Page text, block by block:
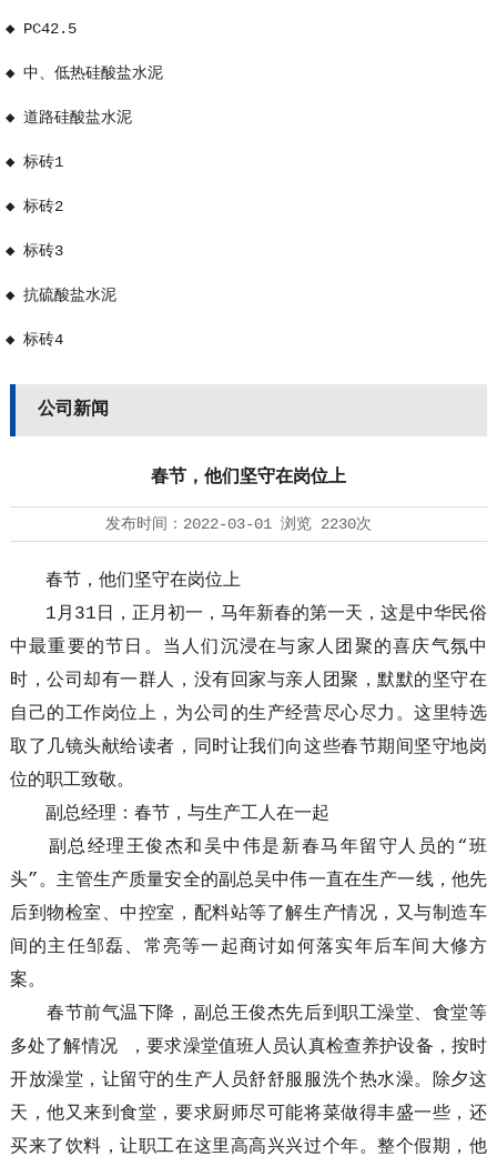
◆ PC42.5
◆ 中、低热硅酸盐水泥
◆ 道路硅酸盐水泥
◆ 标砖1
◆ 标砖2
◆ 标砖3
◆ 抗硫酸盐水泥
◆ 标砖4
公司新闻
春节，他们坚守在岗位上
发布时间： 2022-03-01浏览 2230次
春节，他们坚守在岗位上
1月31日，正月初一，马年新春的第一天，这是中华民俗
中最重要的节日。当人们沉浸在与家人团聚的喜庆气氛中
时，公司却有一群人，没有回家与亲人团聚，默默的坚守在
自己的工作岗位上，为公司的生产经营尽心尽力。这里特选
取了几镜头献给读者，同时让我们向这些春节期间坚守地岗
位的职工致敬。
副总经理：春节，与生产工人在一起
副总经理王俊杰和吴中伟是新春马年留守人员的“班
头”。主管生产质量安全的副总吴中伟一直在生产一线，他先
后到物检室、中控室，配料站等了解生产情况，又与制造车
间的主任邹磊、常亮等一起商讨如何落实年后车间大修方
案。
春节前气温下降，副总王俊杰先后到职工澡堂、食堂等
多处了解情况 ，要求澡堂值班人员认真检查养护设备，按时
开放澡堂，让留守的生产人员舒舒服服洗个热水澡。除夕这
天，他又来到食堂，要求厨师尽可能将菜做得丰盛一些，还
买来了饮料，让职工在这里高高兴兴过个年。整个假期，他